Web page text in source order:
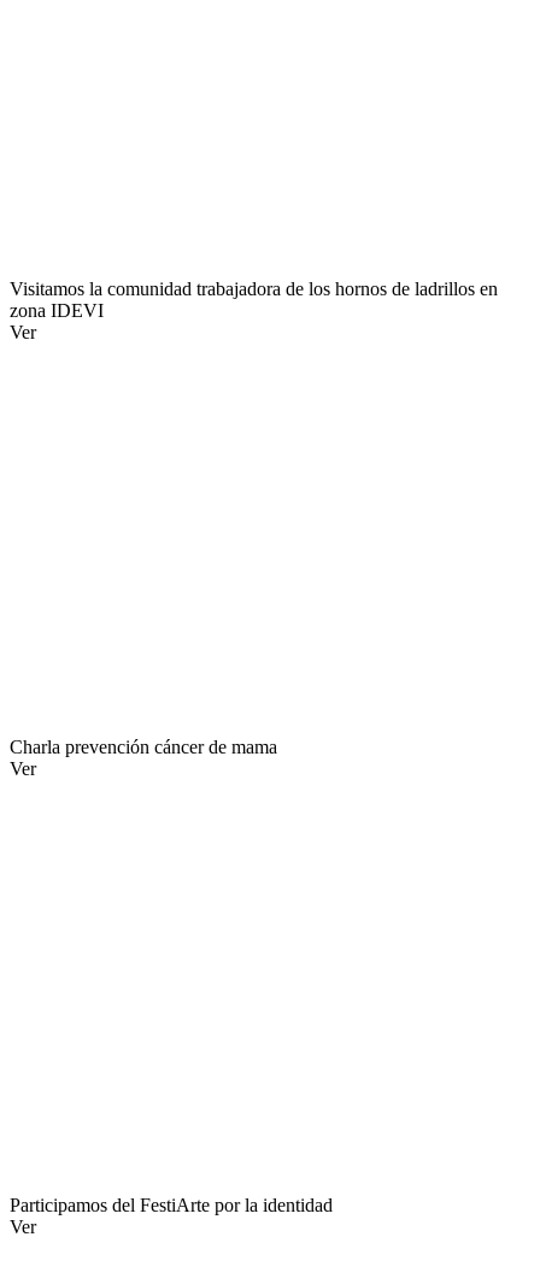
Visitamos la comunidad trabajadora de los hornos de ladrillos en
zona IDEVI
Ver
Charla prevención cáncer de mama
Ver
Participamos del FestiArte por la identidad
Ver